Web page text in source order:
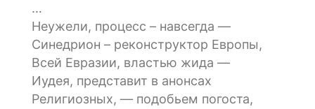
…
Неужели, процесс – навсегда —
Синедрион – реконструктор Европы,
Всей Евразии, властью жида —
Иудея, представит в анонсах
Религиозных, — подобьем погоста,